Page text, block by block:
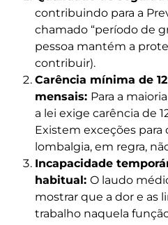
contribuindo para a
chamado “período de
pessoa mantém a
contribuir).
Carência mínima de
mensais: Para a
a lei exige carência de
Existem exceções para
lombalgia, em regra,
Incapacidade
habitual: O laudo
mostrar que a dor e as
trabalho naquela